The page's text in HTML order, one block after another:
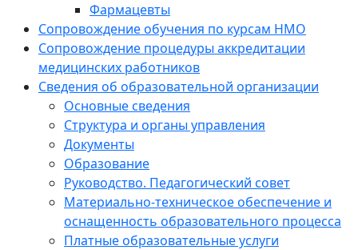
Фармацевты
Сопровождение обучения по курсам НМО
Сопровождение процедуры аккредитации
медицинских работников
Сведения об образовательной организации
Основные сведения
Структура и органы управления
Документы
Образование
Руководство. Педагогический совет
Материально-техническое обеспечение и
оснащенность образовательного процесса
Платные образовательные услуги